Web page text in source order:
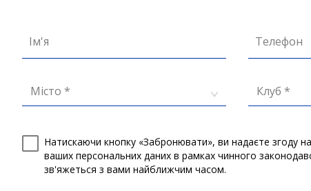
Ім'я Телефон
Місто * Клуб *
Натискаючи кнопку «Забронювати», ви надаєте згоду
ваших персональних даних в рамках чинного
зв'яжеться з вами найближчим часом.